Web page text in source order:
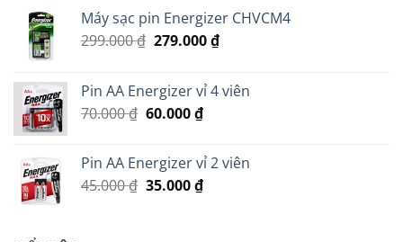
Máy sạc pin Energizer CHVCM4
299.000₫ Giá
299.000 ₫.
279.000₫Giá
là:
Pin AA Energizer vỉ 4 viên
70.000₫ Giá
70.000 ₫.
60.000₫Giá
là:
60.000 ₫.
Pin AA Energizer vỉ 2 viên
45.000₫ Giá
35.000₫Giá